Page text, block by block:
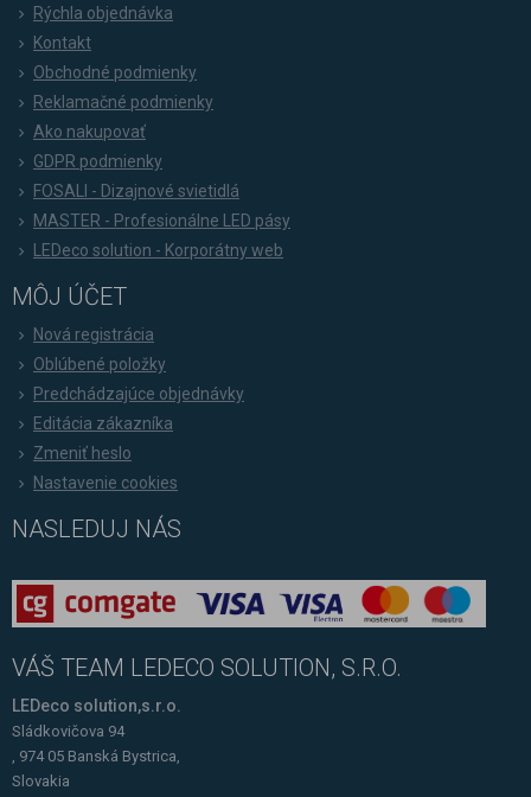
Rýchla objednávka
Kontakt
Obchodné podmienky
Reklamačné podmienky
Ako nakupovať
GDPR podmienky
FOSALI - Dizajnové svietidlá
MASTER - Profesionálne LED pásy
LEDeco solution - Korporátny web
MÔJ ÚČET
Nová registrácia
Oblúbené položky
Predchádzajúce objednávky
Editácia zákazníka
Zmeniť heslo
Nastavenie cookies
NASLEDUJ NÁS
VÁŠ TEAM LEDECO SOLUTION, S.R.O.
LEDeco solution,s.r.o.
Sládkovičova 94
, 974 05 Banská Bystrica,
Slovakia